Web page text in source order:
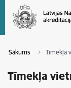
Sākums Tīmekļa
Tīmekļa